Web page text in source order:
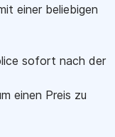
einer beliebigen
sofort nach der
einen Preis zu